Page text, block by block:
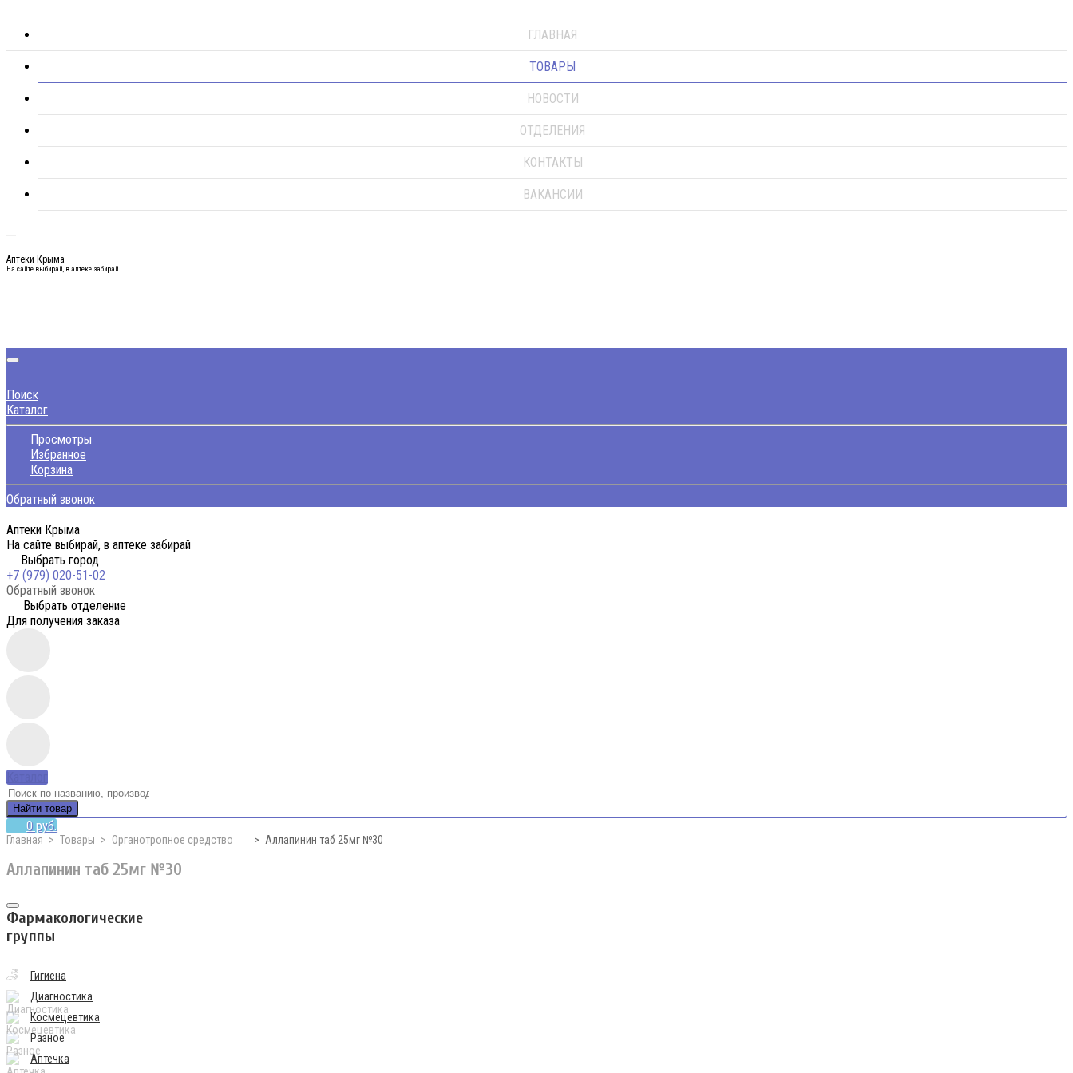
ГЛАВНАЯ
ТОВАРЫ
НОВОСТИ
ОТДЕЛЕНИЯ
КОНТАКТЫ
ВАКАНСИИ
Аптеки Крыма
На сайте выбирай, в аптеке забирай
Поиск
Каталог
Просмотры
Избранное
Корзина
Обратный звонок
Аптеки Крыма
На сайте выбирай, в аптеке забирай
Выбрать город
+7 (979) 020-51-02
Обратный звонок
Выбрать отделение
Для получения заказа
Найти товар
0 руб.
Главная Товары Органотропное средство Аллапинин таб 25мг №30
Аллапинин таб 25мг №30
Фармакологические
группы
Гигиена
Диагностика
Космецевтика
Разное
Аптечка